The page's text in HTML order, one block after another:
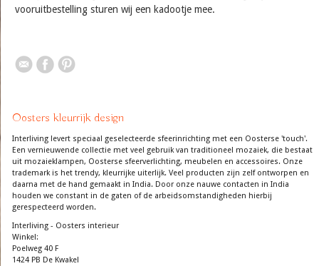
vooruitbestelling sturen wij een kadootje mee.
Oosters kleurrijk design
Interliving levert speciaal geselecteerde sfeerinrichting met een Oosterse 'touch'.
Een vernieuwende collectie met veel gebruik van traditioneel mozaiek, die bestaat
uit mozaieklampen, Oosterse sfeerverlichting, meubelen en accessoires. Onze
trademark is het trendy, kleurrijke uiterlijk. Veel producten zijn zelf ontworpen en
daarna met de hand gemaakt in India. Door onze nauwe contacten in India
houden we constant in de gaten of de arbeidsomstandigheden hierbij
gerespecteerd worden.
Interliving - Oosters interieur
Winkel:
Poelweg 40 F
1424 PB De Kwakel